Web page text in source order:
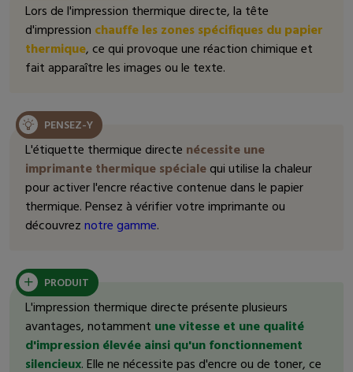
Lors de l'impression thermique directe, la tête
d'impression chauffe les zones spécifiques du papier
thermique, ce qui provoque une réaction chimique et
fait apparaître les images ou le texte.
PENSEZ-Y
L'étiquette thermique directe nécessite une
imprimante thermique spécialequi utilise la chaleur
pour activer l'encre réactive contenue dans le papier
thermique. Pensez à vérifier votre imprimante ou
découvreznotre gamme.
PRODUIT
L'impression thermique directe présente plusieurs
avantages, notamment une vitesse et une qualité
d'impression élevée ainsi qu'un fonctionnement
silencieux. Elle ne nécessite pas d'encre ou de toner, ce